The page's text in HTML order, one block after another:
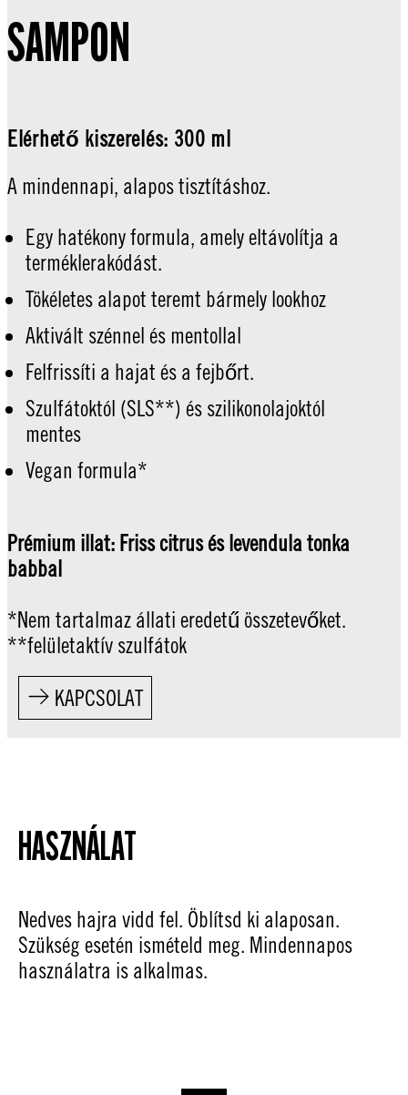
SAMPON
Elérhető kiszerelés: 300 ml
A mindennapi, alapos tisztításhoz.
Egy hatékony formula, amely eltávolítja a
terméklerakódást.
Tökéletes alapot teremt bármely lookhoz
Aktivált szénnel és mentollal
Felfrissíti a hajat és a fejbőrt.
Szulfátoktól (SLS**) és szilikonolajoktól
mentes
Vegan formula*
Prémium illat: Friss citrus és levendula tonka
babbal
*Nem tartalmaz állati eredetű összetevőket.
**felületaktív szulfátok
KAPCSOLAT
HASZNÁLAT
Nedves hajra vidd fel. Öblítsd ki alaposan.
Szükség esetén ismételd meg. Mindennapos
használatra is alkalmas.